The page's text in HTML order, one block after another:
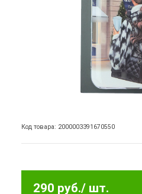
Код товара: 2000003391670550
290 руб./ шт.